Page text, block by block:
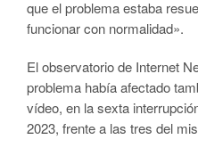
que el problema estaba
funcionar con normalidad».
El observatorio de Internet
problema había afectado
vídeo, en la sexta
2023, frente a las tres del